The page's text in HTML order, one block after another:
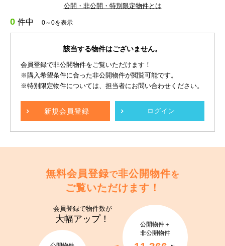
公開・非公開・特別限定物件とは
0 件中 0～0を表示
該当する物件はございません。
会員登録で非公開物件をご覧いただけます！
※購入希望条件に合った非公開物件が閲覧可能です。
※特別限定物件については、担当者にお問い合わせください。
新規会員登録 ログイン
無料会員登録で非公開物件を
ご覧いただけます！
会員登録で物件数が
大幅アップ！
公開物件＋
非公開物件